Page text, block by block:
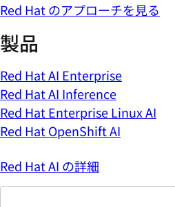
Red Hat のアプローチを見る
製品
Red Hat AI Enterprise
Red Hat AI Inference
Red Hat Enterprise Linux AI
Red Hat OpenShift AI
Red Hat AI の詳細